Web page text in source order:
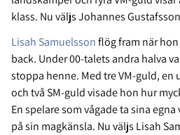
klass. Nu väljs Johannes
Lisah Samuelssonflög fram när
back. Under 00-talets andra halva
stoppa henne. Med tre VM-guld, en
och två SM-guld visade hon hur
En spelare som vågade ta sina
på sin magkänsla. Nu väljs Lisah